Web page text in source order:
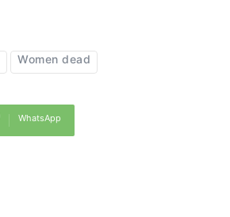
Women dead
WhatsApp